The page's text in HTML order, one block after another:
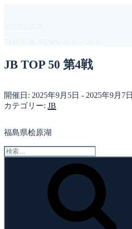
へ
ス
ッ
プ
JB TOP 50 第4戦
開催日: 2025年9月5日 - 2025年9月7日
カテゴリー: JB
福島県桧原湖
検